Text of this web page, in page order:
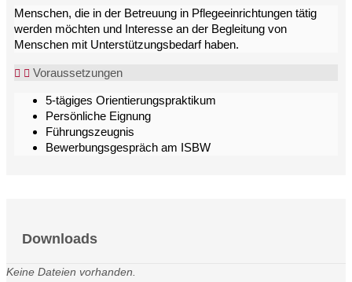
Menschen, die in der Betreuung in Pflegeeinrichtungen tätig
werden möchten und Interesse an der Begleitung von
Menschen mit Unterstützungsbedarf haben.
Voraussetzungen
5-tägiges Orientierungspraktikum
Persönliche Eignung
Führungszeugnis
Bewerbungsgespräch am ISBW
Downloads
Keine Dateien vorhanden.